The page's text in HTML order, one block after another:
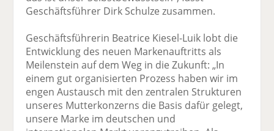
Geschäftsführer Dirk Schulze zusammen.
Geschäftsführerin Beatrice Kiesel-Luik lobt die
Entwicklung des neuen Markenauftritts als
Meilenstein auf dem Weg in die Zukunft: „In
einem gut organisierten Prozess haben wir im
engen Austausch mit den zentralen Strukturen
unseres Mutterkonzerns die Basis dafür gelegt,
unsere Marke im deutschen und